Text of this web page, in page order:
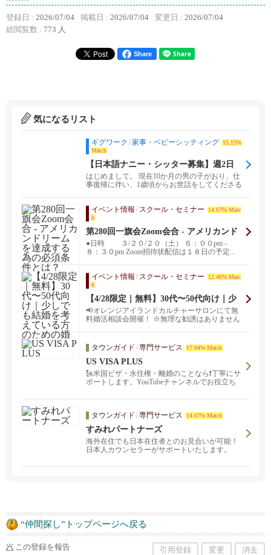
登録日 : 2026/07/04 掲載日 : 2026/07/04 変更日 : 2026/07/04
総閲覧数 : 773 人
Share
気になるリスト
ギグワーク /家事・ベビーシッティング
15.15%
Match
【日本語ナニー・シッター募集】週2日
（1歳男児）
はじめまして。 現在10か月の男の子がおり、仕
事復帰に伴い、1歳頃からお世話をしてくださる
イベント情報 / スクール・セミナー
14.67% Matc
h
第280回一旗会Zoom会合 - アメリカンド
リームを達成する為の必須条件とは？
●日時 ３/２０/２０（土） ６：００pm -
８：３０pm Zoom招待状配信は１８日の予定...
イベント情報 / スクール・セミナー
12.46% Matc
h
【4/28限定｜無料】30代〜50代向け｜少
しでも結婚を考えている方のための婚活
相談会
📢オレンジアイランドカルチャーサロンにて無
料婚活相談会開催！ ※無理な勧誘はありません
タウンガイド /専門サービス 17.94% Match
US VISA PLUS
🗽米国ビザ・永住権・離婚のことなら❗️丁寧にサ
ポートします。YouTubeチャンネルでお役立ち
タウンガイド /専門サービス 14.67% Match
すみれパートナーズ
海外在住でも日本在住者とのお見合いが可能！
日本人カウンセラーがサポートいたします。
“仲間探し”トップページへ戻る
この登録を報告 引用登録 変更 消去